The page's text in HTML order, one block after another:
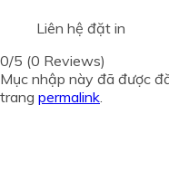
Liên hệ đặt in
0/5 (0 Reviews)
Mục nhập này đã được
trang permalink